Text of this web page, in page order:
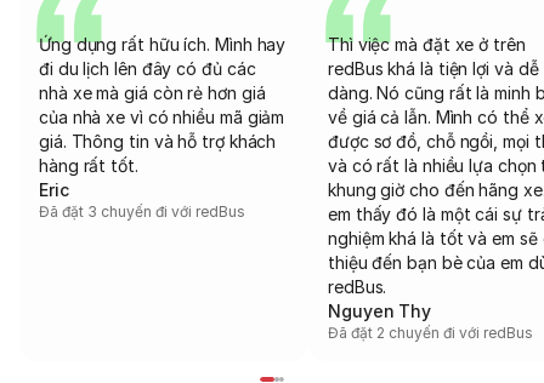
Ứng dụng rất hữu ích. Mình hay
đi du lịch lên đây có đủ các
nhà xe mà giá còn rẻ hơn giá
của nhà xe vì có nhiều mã giảm
giá. Thông tin và hỗ trợ khách
hàng rất tốt.
Eric
Đã đặt 3 chuyến đi với redBus
Thì việc mà đặt xe ở trên
redBus khá là tiện lợi và dễ
dàng. Nó cũng rất là minh
về giá cả lẫn. Mình có thể
được sơ đồ, chỗ ngồi, mọi
và có rất là nhiều lựa chọn
khung giờ cho đến hãng
em thấy đó là một cái sự
nghiệm khá là tốt và em sẽ
thiệu đến bạn bè của em
redBus.
Nguyen Thy
Đã đặt 2 chuyến đi với redBus